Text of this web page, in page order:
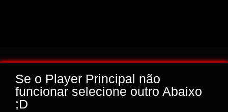
Se o Player Principal não
funcionar selecione outro Abaixo
;D